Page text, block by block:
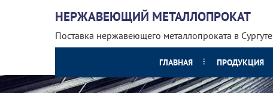
НЕРЖАВЕЮЩИЙ МЕТАЛЛОПРОКАТ
Поставка нержавеющего металлопроката в Сургуте
ГЛАВНАЯ ПРОДУКЦИЯ